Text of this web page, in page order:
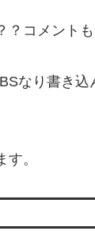
？コメント
なり書き
。